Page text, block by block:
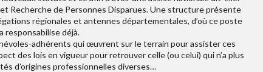
et Recherche de Personnes Disparues. Une structure présente
régionales et antennes départementales, d’où ce poste
responsabilise déjà.
adhérents qui œuvrent sur le terrain pour assister ces
des lois en vigueur pour retrouver celle (ou celui) qui n’a plus
d’origines professionnelles diverses…